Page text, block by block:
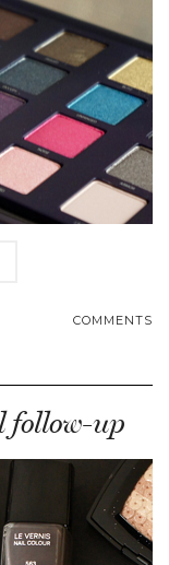
COMMENTS
follow-up